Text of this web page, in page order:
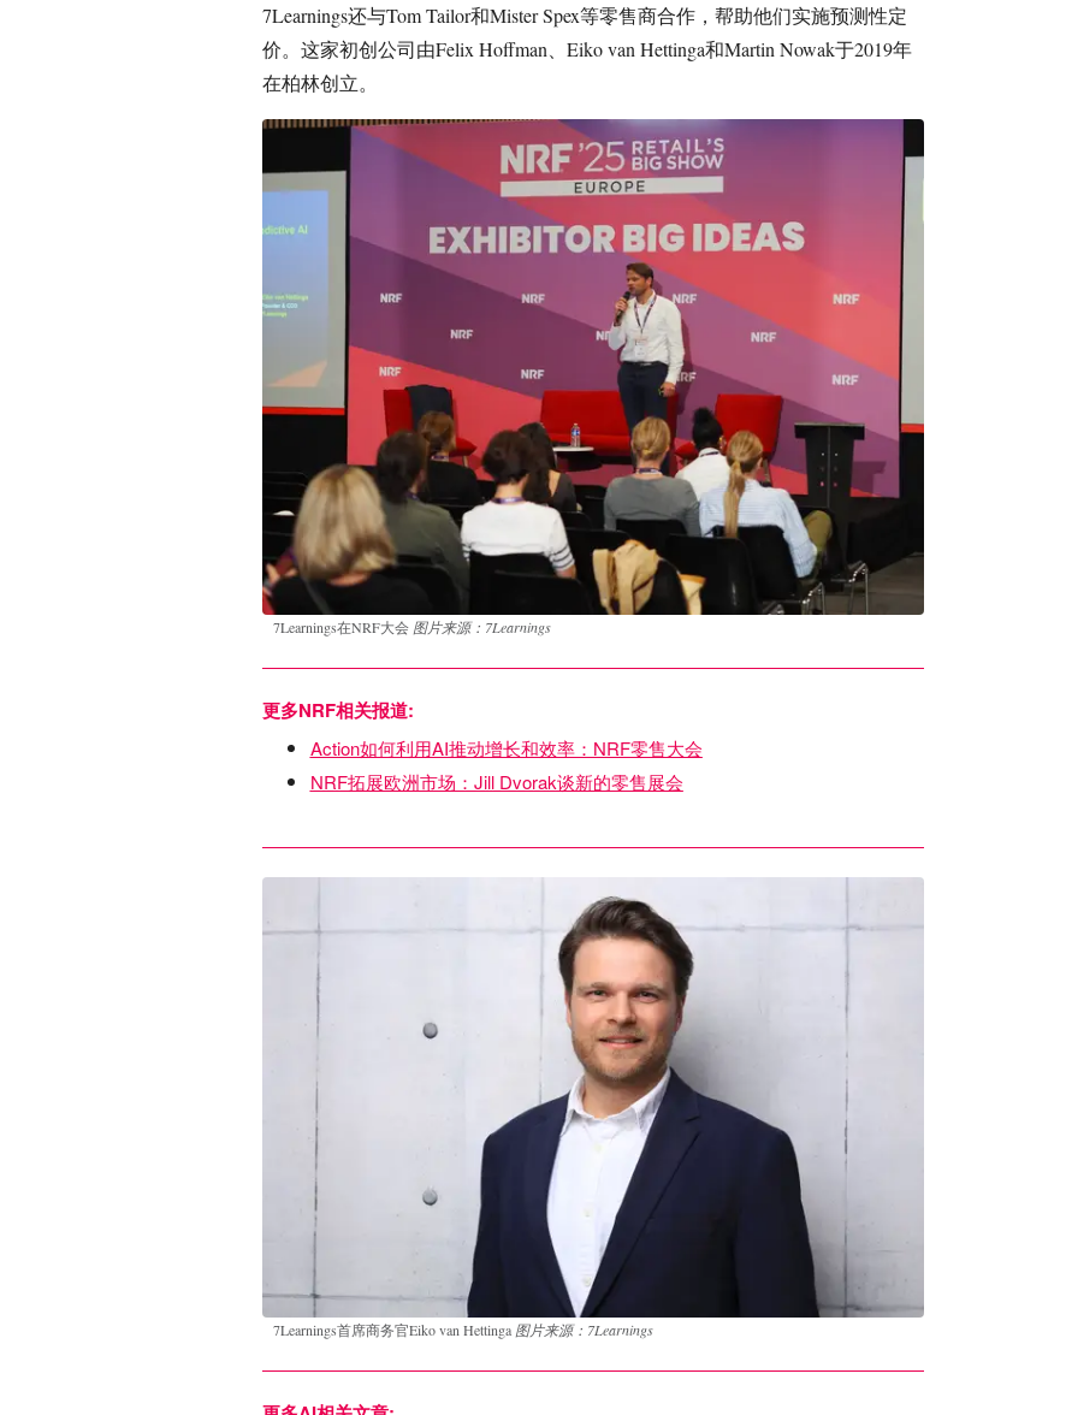
7Learnings还与Tom Tailor和Mister Spex等零售商合作，帮助他们实施预测性定
价。这家初创公司由Felix Hoffman、Eiko van Hettinga和Martin Nowak于2019年
在柏林创立。
7Learnings在NRF大会 图片来源：7Learnings
更多NRF相关报道:
Action如何利用AI推动增长和效率：NRF零售大会
NRF拓展欧洲市场：Jill Dvorak谈新的零售展会
7Learnings首席商务官Eiko van Hettinga 图片来源：7Learnings